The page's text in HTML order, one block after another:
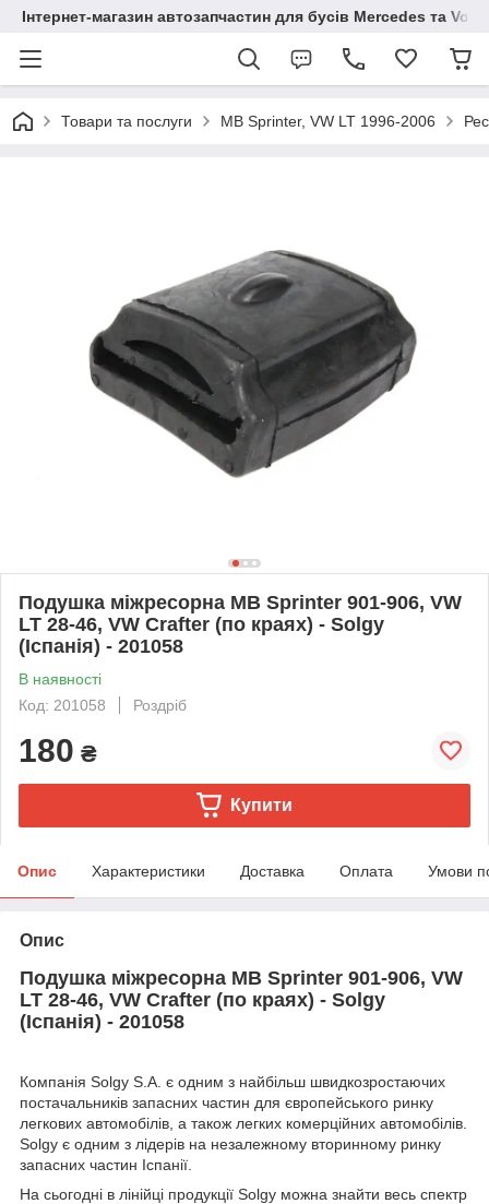
Інтернет-магазин автозапчастин для бусів Mercedes та
Товари та послуги MB Sprinter, VW LT 1996-2006
Подушка міжресорна MB Sprinter 901-906, VW
LT 28-46, VW Crafter (по краях) - Solgy
(Іспанія) - 201058
В наявності
Код: 201058
Роздріб
180 ₴
Купити
Опис Характеристики Доставка Оплата Умови
Опис
Подушка міжресорна MB Sprinter 901-906, VW
LT 28-46, VW Crafter (по краях) - Solgy
(Іспанія) - 201058
Компанія Solgy S.A. є одним з найбільш швидкозростаючих
постачальників запасних частин для європейського ринку
легкових автомобілів, а також легких комерційних автомобілів.
Solgy є одним з лідерів на незалежному вторинному ринку
запасних частин Іспанії.
На сьогодні в лінійці продукції Solgy можна знайти весь спектр